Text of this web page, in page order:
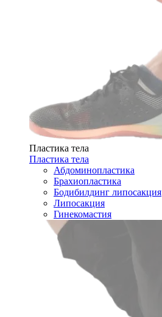
Пластика тела
Пластика тела
Абдоминопластика
Брахиопластика
Бодибилдинг липосакция
Липосакция
Гинекомастия